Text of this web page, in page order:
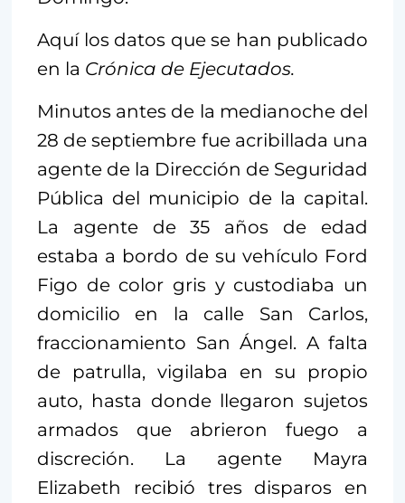
Aquí los datos que se han publicado
en la Crónica de Ejecutados.
Minutos antes de la medianoche del
28 de septiembre fue acribillada una
agente de la Dirección de Seguridad
Pública del municipio de la capital.
La agente de 35 años de edad
estaba a bordo de su vehículo Ford
Figo de color gris y custodiaba un
domicilio en la calle San Carlos,
fraccionamiento San Ángel. A falta
de patrulla, vigilaba en su propio
auto, hasta donde llegaron sujetos
armados que abrieron fuego a
discreción. La agente Mayra
Elizabeth recibió tres disparos en